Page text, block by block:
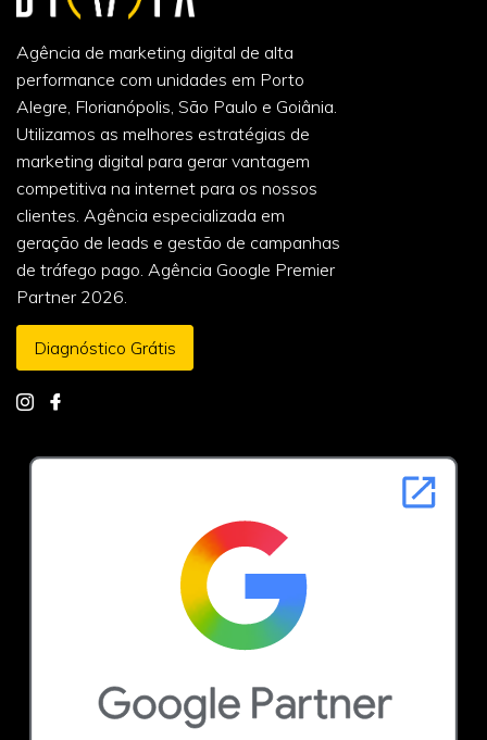
Agência de marketing digital de alta
performance com unidades em Porto
Alegre, Florianópolis, São Paulo e Goiânia.
Utilizamos as melhores estratégias de
marketing digital para gerar vantagem
competitiva na internet para os nossos
clientes. Agência especializada em
geração de leads e gestão de campanhas
de tráfego pago. Agência Google Premier
Partner 2026.
Diagnóstico Grátis